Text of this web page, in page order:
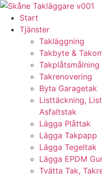
Skip
content
Start
Tjänster
Takläggning
Takbyte &
Takplåtsmålning
Takrenovering
Byta Garagetak
Listtäckning,
Asfaltstak
Lägga Plåttak
Lägga Takpapp
Lägga Tegeltak
Lägga EPDM
Tvätta Tak,